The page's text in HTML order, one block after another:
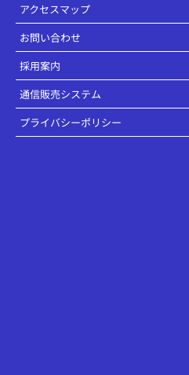
アクセスマップ
お問い合わせ
採用案内
通信販売システム
プライバシーポリシー